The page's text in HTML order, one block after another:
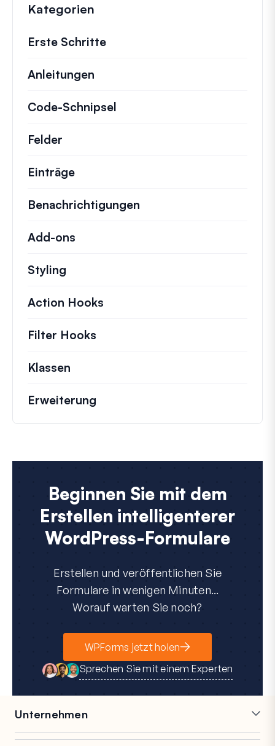
Kategorien
Erste Schritte
Anleitungen
Code-Schnipsel
Felder
Einträge
Benachrichtigungen
Add-ons
Styling
Action Hooks
Filter Hooks
Klassen
Erweiterung
Beginnen Sie mit dem
Erstellen intelligenterer
WordPress-Formulare
Erstellen und veröffentlichen Sie
Formulare in wenigen Minuten...
Worauf warten Sie noch?
WPForms jetzt holen
Sprechen Sie mit einem Experten
Unternehmen
Karriere
Partner